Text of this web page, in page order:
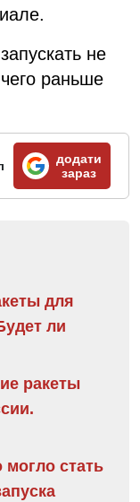
не
раньше
додати
зараз
для
ли
ракеты
стать